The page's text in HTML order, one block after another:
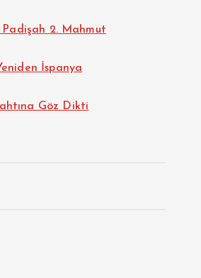
2. Mahmut
İspanya
Göz Dikti